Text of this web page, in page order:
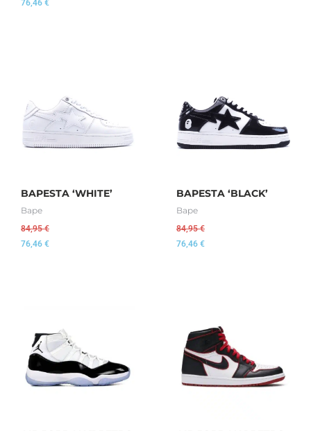
76,46 €
BAPESTA ‘WHITE’
Bape
84,95€
76,46 €
BAPESTA ‘BLACK’
Bape
84,95€
76,46 €